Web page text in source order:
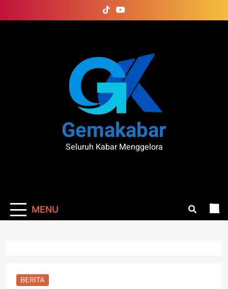
to
Gemakabar
Seluruh Kabar Menggelora
MENU
BERITA